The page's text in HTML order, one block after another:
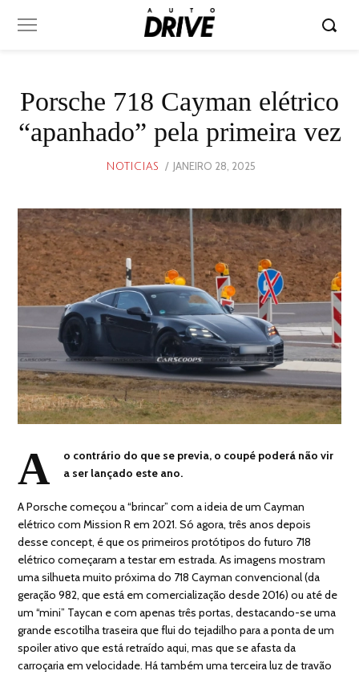
Porsche 718 Cayman elétrico
“apanhado” pela primeira vez
NOTICIAS
POSTED
JANEIRO 28, 2025
A
o contrário do que se previa, o coupé poderá não vir
a ser lançado este ano.
A Porsche começou a “brincar” com a ideia de um Cayman
elétrico com Mission R em 2021. Só agora, três anos depois
desse concept, é que os primeiros protótipos do futuro 718
elétrico começaram a testar em estrada. As imagens mostram
uma silhueta muito próxima do 718 Cayman convencional (da
geração 982, que está em comercialização desde 2016) ou até de
um “mini” Taycan e com apenas três portas, destacando-se uma
grande escotilha traseira que flui do tejadilho para a ponta de um
spoiler ativo que está retraído aqui, mas que se afasta da
carroçaria em velocidade. Há também uma terceira luz de travão